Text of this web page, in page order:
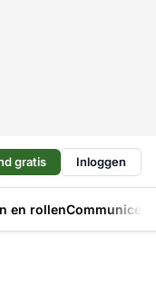
gratis Inloggen
en rollen